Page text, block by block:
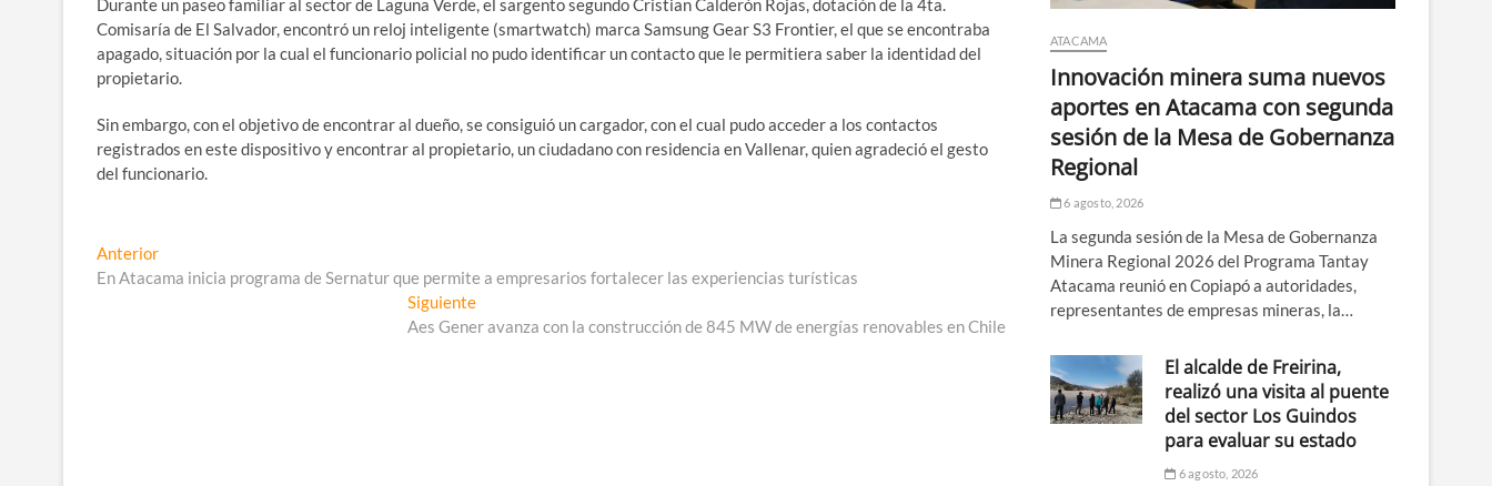
Durante un paseo familiar al sector de Laguna Verde, el sargento segundo Cristian Calderón Rojas, dotación de la 4ta.
Comisaría de El Salvador, encontró un reloj inteligente (smartwatch) marca Samsung Gear S3 Frontier, el que se encontraba
apagado, situación por la cual el funcionario policial no pudo identificar un contacto que le permitiera saber la identidad del
propietario.
Sin embargo, con el objetivo de encontrar al dueño, se consiguió un cargador, con el cual pudo acceder a los contactos
registrados en este dispositivo y encontrar al propietario, un ciudadano con residencia en Vallenar, quien agradeció el gesto
del funcionario.
Navegación
de
AnteriorEntrada
anterior:
En Atacama inicia programa de Sernatur que permite a empresarios fortalecer las experiencias turísticas
SiguienteEntrada
siguiente:
Aes Gener avanza con la construcción de 845 MW de energías renovables en Chile
ATACAMA
Innovación minera suma nuevos
aportes en Atacama con segunda
sesión de la Mesa de Gobernanza
Regional
6 agosto, 2026
La segunda sesión de la Mesa de Gobernanza
Minera Regional 2026 del Programa Tantay
Atacama reunió en Copiapó a autoridades,
representantes de empresas mineras, la…
El alcalde de Freirina,
realizó una visita al puente
del sector Los Guindos
para evaluar su estado
6 agosto, 2026